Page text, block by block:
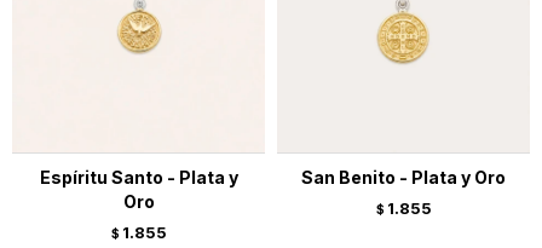
Espíritu Santo - Plata y
Oro
$ 1.855
San Benito - Plata y Oro
$ 1.855